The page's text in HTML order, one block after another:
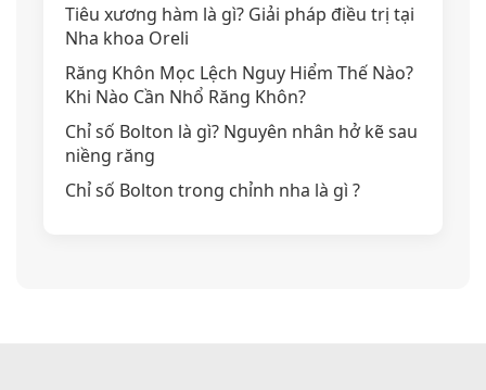
Tiêu xương hàm là gì? Giải pháp điều trị tại
Nha khoa Oreli
Răng Khôn Mọc Lệch Nguy Hiểm Thế Nào?
Khi Nào Cần Nhổ Răng Khôn?
Chỉ số Bolton là gì? Nguyên nhân hở kẽ sau
niềng răng
Chỉ số Bolton trong chỉnh nha là gì ?